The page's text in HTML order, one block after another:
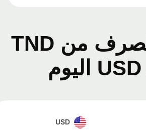
أسعار الصرف من TND
USD